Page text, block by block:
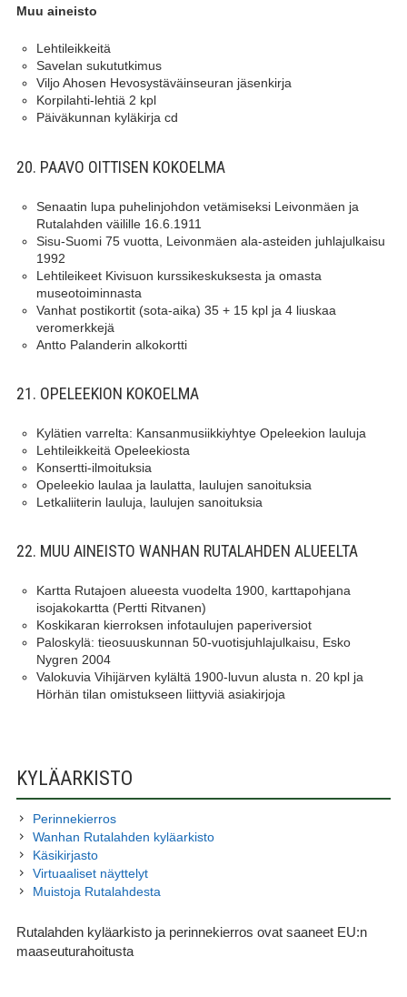
Muu aineisto
Lehtileikkeitä
Savelan sukututkimus
Viljo Ahosen Hevosystäväinseuran jäsenkirja
Korpilahti-lehtiä 2 kpl
Päiväkunnan kyläkirja cd
20. PAAVO OITTISEN KOKOELMA
Senaatin lupa puhelinjohdon vetämiseksi Leivonmäen ja
Rutalahden väilille 16.6.1911
Sisu-Suomi 75 vuotta, Leivonmäen ala-asteiden juhlajulkaisu
1992
Lehtileikeet Kivisuon kurssikeskuksesta ja omasta
museotoiminnasta
Vanhat postikortit (sota-aika) 35 + 15 kpl ja 4 liuskaa
veromerkkejä
Antto Palanderin alkokortti
21. OPELEEKION KOKOELMA
Kylätien varrelta: Kansanmusiikkiyhtye Opeleekion lauluja
Lehtileikkeitä Opeleekiosta
Konsertti-ilmoituksia
Opeleekio laulaa ja laulatta, laulujen sanoituksia
Letkaliiterin lauluja, laulujen sanoituksia
22. MUU AINEISTO WANHAN RUTALAHDEN ALUEELTA
Kartta Rutajoen alueesta vuodelta 1900, karttapohjana
isojakokartta (Pertti Ritvanen)
Koskikaran kierroksen infotaulujen paperiversiot
Paloskylä: tieosuuskunnan 50-vuotisjuhlajulkaisu, Esko
Nygren 2004
Valokuvia Vihijärven kylältä 1900-luvun alusta n. 20 kpl ja
Hörhän tilan omistukseen liittyviä asiakirjoja
SIVUPALKKI
KYLÄARKISTO
Perinnekierros
Wanhan Rutalahden kyläarkisto
Käsikirjasto
Virtuaaliset näyttelyt
Muistoja Rutalahdesta
Rutalahden kyläarkisto ja perinnekierros ovat saaneet EU:n
maaseuturahoitusta